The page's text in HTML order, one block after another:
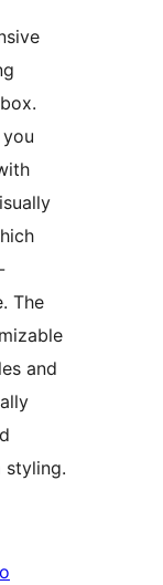
The
and
styling.